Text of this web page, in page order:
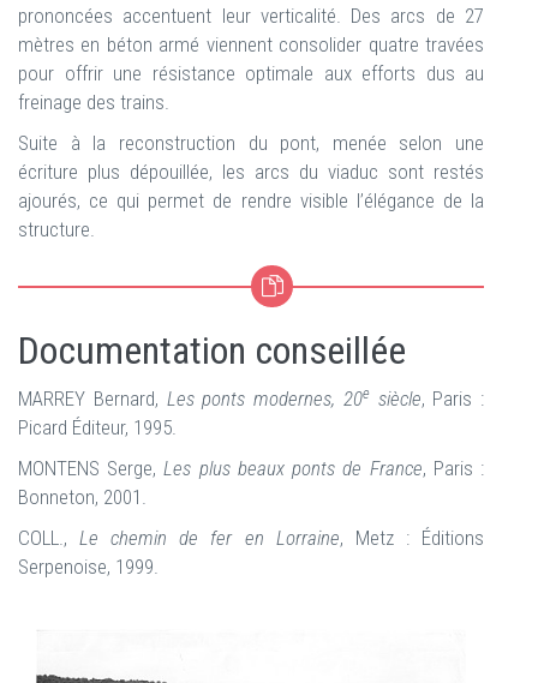
prononcées accentuent leur verticalité. Des arcs de 27
mètres en béton armé viennent consolider quatre travées
pour offrir une résistance optimale aux efforts dus au
freinage des trains.
Suite à la reconstruction du pont, menée selon une
écriture plus dépouillée, les arcs du viaduc sont restés
ajourés, ce qui permet de rendre visible l’élégance de la
structure.
Documentation conseillée
MARREY Bernard, Les ponts modernes, 20esiècle, Paris :
Picard Éditeur, 1995.
MONTENS Serge,Les plus beaux ponts de France, Paris :
Bonneton, 2001.
COLL.,Le chemin de fer en Lorraine, Metz : Éditions
Serpenoise, 1999.